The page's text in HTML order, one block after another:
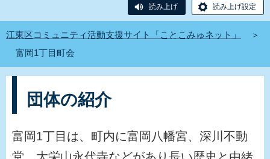
読み上げ 読み上げ設定
江東区コミュニティ活動支援サイト「ことこみゅネット」
＞
富岡1丁目町会
団体の紹介
富岡1丁目は、町内に富岡八幡宮、深川不動